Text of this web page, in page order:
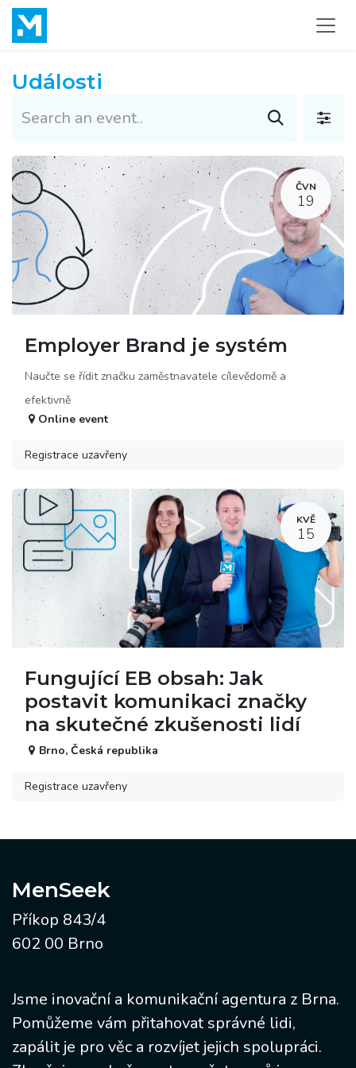
Přejít na obsah
Události
ČVN
19
Employer Brand je systém
Naučte se řídit značku zaměstnavatele cílevědomě a
efektivně
Online event
Registrace uzavřeny
KVĚ
15
Fungující EB obsah: Jak
postavit komunikaci značky
na skutečné zkušenosti lidí
Brno, Česká republika
Registrace uzavřeny
MenSeek
Příkop 843​/4
602 00 Brno
Jsme inovační a komunikační agentura z Brna.
Pomůžeme vám přitahovat správné lidi,
zapálit je pro věc a rozvíjet jejich spolupráci.